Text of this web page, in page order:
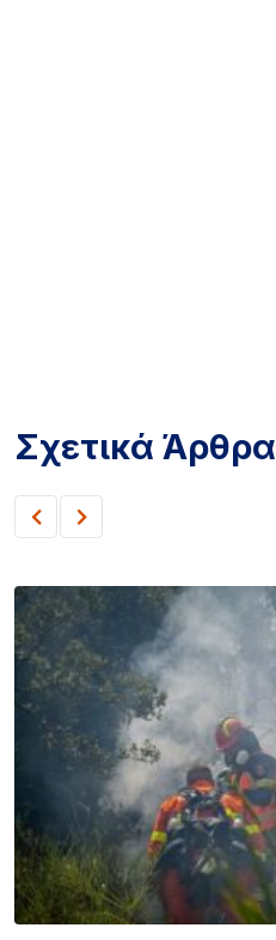
Σχετικά Άρθρα